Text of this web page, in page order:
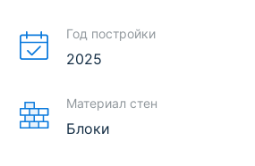
Год постройки
2025
Материал стен
Блоки